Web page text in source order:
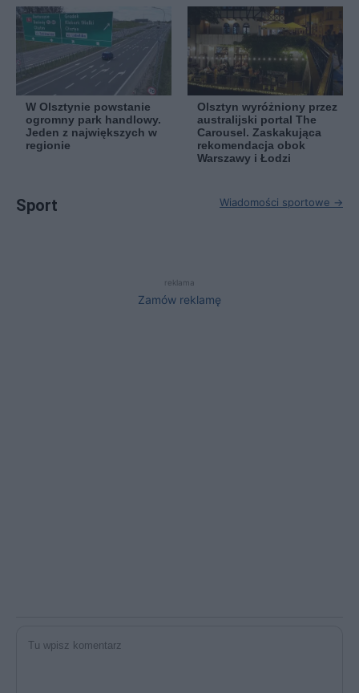
W Olsztynie powstanie
ogromny park handlowy.
Jeden z największych w
regionie
Olsztyn wyróżniony przez
australijski portal The
Carousel. Zaskakująca
rekomendacja obok
Warszawy i Łodzi
Sport Wiadomości sportowe →
reklama
Zamów reklamę